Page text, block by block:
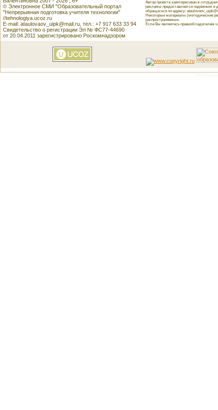
© Электронное СМИ "Образовательный портал
"Непрерывная подготовка учителя технологии"
//tehnologiya.ucoz.ru
E-mail: ataulovaov_uipk@mail.ru, тел.: +7 917 633 33 94
Свидетельство о регистрации Эл № ФС77-44690
от 20.04.2011 зарегистрировано Роскомнадзором
Автор проекта заинтересован в
рекламы предоставляется надёжным и
обращаться по адресу:
Некоторые материалы (методические
распространяемые.
Если Вы являетесь правообладателем